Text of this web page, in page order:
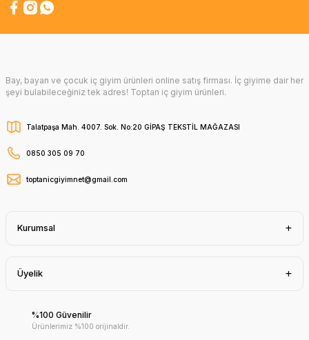
Bay, bayan ve çocuk iç giyim ürünleri online satış firması. İç giyime dair her
şeyi bulabileceğiniz tek adres! Toptan iç giyim ürünleri.
Talatpaşa Mah. 4007. Sok. No:20 GİPAŞ TEKSTİL MAĞAZASI
0850 305 09 70
toptanicgiyimnet@gmail.com
Kurumsal
Üyelik
%100 Güvenilir
Ürünlerimiz %100 orijinaldir.